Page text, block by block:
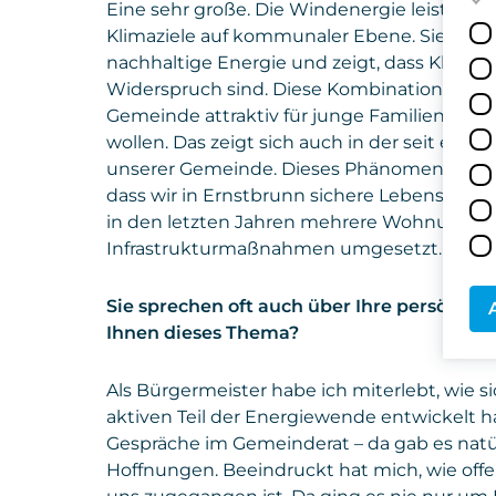
Eine sehr große. Die Windenergie leistet
Klimaziele auf kommunaler Ebene. Sie
nachhaltige Energie und zeigt, dass
Widerspruch sind. Diese Kombination –
Gemeinde attraktiv für junge Familien und
wollen. Das zeigt sich auch in der seit
unserer Gemeinde. Dieses Phänomen ist
dass wir in Ernstbrunn sichere
in den letzten Jahren mehrere
Infrastrukturmaßnahmen umgesetzt.
Sie sprechen oft auch über Ihre
Ihnen dieses Thema?
Als Bürgermeister habe ich miterlebt, wie
aktiven Teil der Energiewende entwickelt
Gespräche im Gemeinderat – da gab es
Hoffnungen. Beeindruckt hat mich, wie